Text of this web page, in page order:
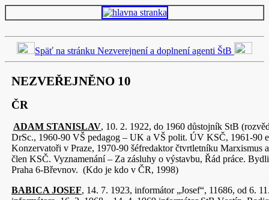
Späť na stránku Nezverejnení a doplnení agenti ŠtB
NEZVEŘEJNĚNO 10
ČR
ADAM STANISLAV, 10. 2. 1922, do 1960 důstojník StB
DrSc., 1960-90 VŠ pedagog – UK a VŠ polit. ÚV KSČ, 1961-90
Konzervatoři v Praze, 1970-90 šéfredaktor čtvrtletníku Marxismus
člen KSČ. Vyznamenání – Za zásluhy o výstavbu, Řád práce.
Praha 6-Břevnov. (Kdo je kdo v ČR, 1998)
BABICA JOSEF, 14. 7. 1923, informátor „Josef“, 11686, od 6.